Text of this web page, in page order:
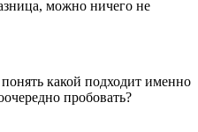
можно ничего не
какой подходит именно
пробовать?